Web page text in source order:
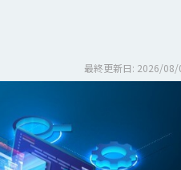
最終更新日: 2026/08/